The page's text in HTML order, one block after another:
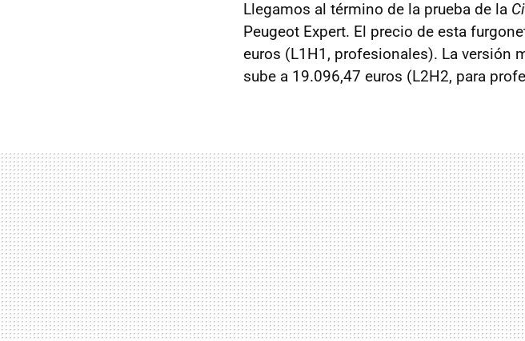
Llegamos al término de la prueba de la
Peugeot Expert. El precio de esta
euros (L1H1, profesionales). La versión
sube a 19.096,47 euros (L2H2, para